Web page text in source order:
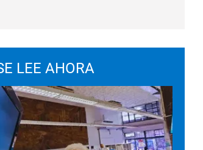
LEE AHORA